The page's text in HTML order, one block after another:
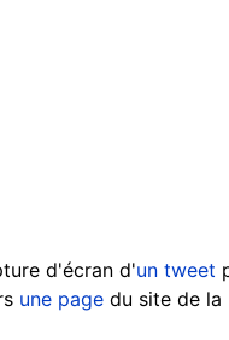
d'écran d'un tweet
une page du site de la